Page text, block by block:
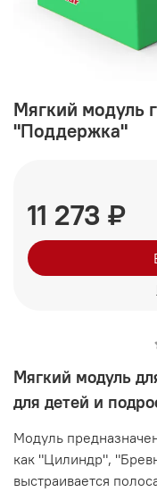
Мягкий модуль
"Поддержка"
11 273 ₽
Мягкий модуль
для детей и
Модуль
как "Цилиндр",
выстраивается